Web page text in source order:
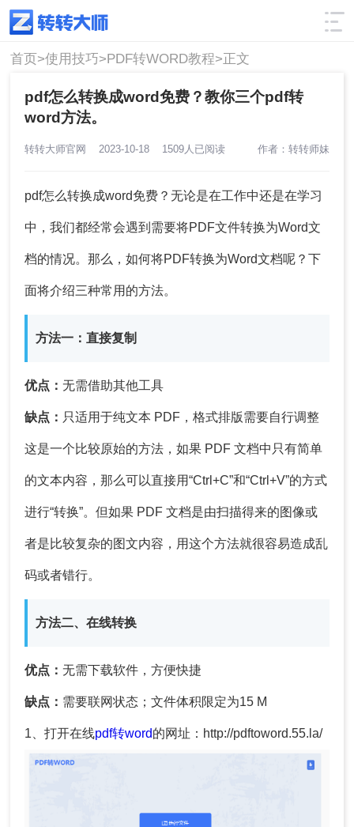
使用技巧 筛选
首页>使用技巧>PDF转WORD教程>正文
pdf怎么转换成word免费？教你三个pdf转
word方法。
转转大师官网 2023-10-18 1509人已阅读 作者：转转师妹
pdf怎么转换成word免费 ？无论是在工作中还是在学习
中，我们都经常会遇到需要将PDF文件转换为Word文
档的情况。那么，如何将PDF转换为Word文档呢？下
面将介绍三种常用的方法。
方法一：直接复制
优点：无需借助其他工具
缺点： 只适用于纯文本 PDF，格式排版需要自行调整
这是一个比较原始的方法，如果 PDF 文档中只有简单
的文本内容，那么可以直接用“Ctrl+C”和“Ctrl+V”的方式
进行“转换”。但如果 PDF 文档是由扫描得来的图像或
者是比较复杂的图文内容，用这个方法就很容易造成乱
码或者错行。
方法二、在线转换
优点：无需下载软件，方便快捷
缺点： 需要联网状态；文件体积限定为15 M
1、打开在线pdf转word的网址：http://pdftoword.55.la/